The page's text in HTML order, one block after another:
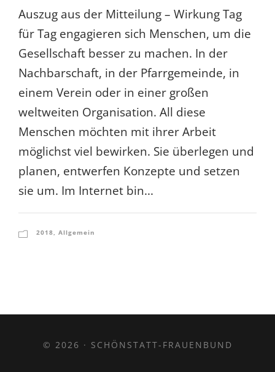
Auszug aus der Mitteilung – Wirkung Tag
für Tag engagieren sich Menschen, um die
Gesellschaft besser zu machen. In der
Nachbarschaft, in der Pfarrgemeinde, in
einem Verein oder in einer großen
weltweiten Organisation. All diese
Menschen möchten mit ihrer Arbeit
möglichst viel bewirken. Sie überlegen und
planen, entwerfen Konzepte und setzen
sie um. Im Internet bin...
2018, Allgemein
© 2026 · SCHÖNSTATT-FRAUENBUND